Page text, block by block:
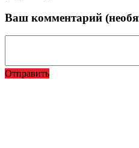
Ваш комментарий
Отправить